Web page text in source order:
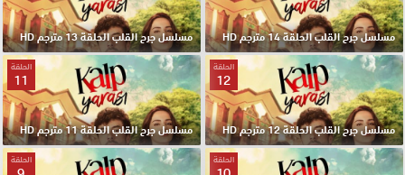
مسلسل جرح القلب الحلقة 14 مترجم HD مسلسل جرح القلب الحلقة 13 مترجم HD
الحلقة
12
مسلسل جرح القلب الحلقة 12 مترجم HD
الحلقة
11
مسلسل جرح القلب الحلقة 11 مترجم HD
الحلقة الحلقة